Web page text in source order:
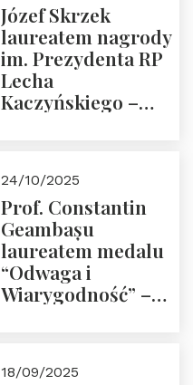
Józef Skrzek
laureatem nagrody
im. Prezydenta RP
Lecha
Kaczyńskiego –
24/10/2025
Prof. Constantin
Geambașu
laureatem medalu
“Odwaga i
Wiarygodność” –
18/09/2025